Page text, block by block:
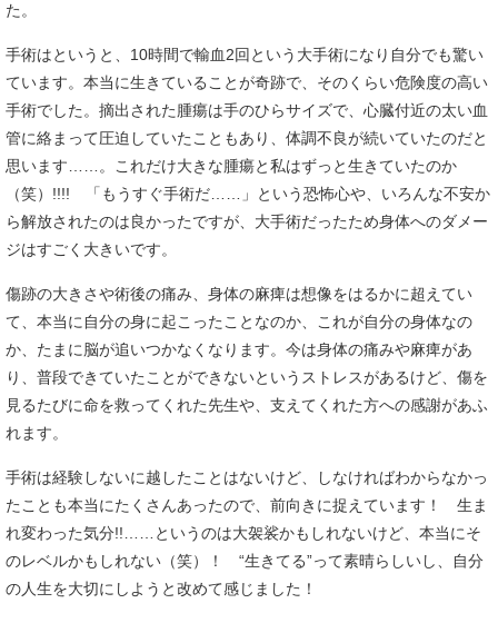
た。
手術はというと、10時間で輸血2回という大手術になり自分でも驚い
ています。本当に生きていることが奇跡で、そのくらい危険度の高い
手術でした。摘出された腫瘍は手のひらサイズで、心臓付近の太い血
管に絡まって圧迫していたこともあり、体調不良が続いていたのだと
思います……。これだけ大きな腫瘍と私はずっと生きていたのか
（笑）!!!! 「もうすぐ手術だ……」という恐怖心や、いろんな不安か
ら解放されたのは良かったですが、大手術だったため身体へのダメー
ジはすごく大きいです。
傷跡の大きさや術後の痛み、身体の麻痺は想像をはるかに超えてい
て、本当に自分の身に起こったことなのか、これが自分の身体なの
か、たまに脳が追いつかなくなります。今は身体の痛みや麻痺があ
り、普段できていたことができないというストレスがあるけど、傷を
見るたびに命を救ってくれた先生や、支えてくれた方への感謝があふ
れます。
手術は経験しないに越したことはないけど、しなければわからなかっ
たことも本当にたくさんあったので、前向きに捉えています！ 生ま
れ変わった気分!!……というのは大袈裟かもしれないけど、本当にそ
のレベルかもしれない（笑）！ “生きてる”って素晴らしいし、自分
の人生を大切にしようと改めて感じました！